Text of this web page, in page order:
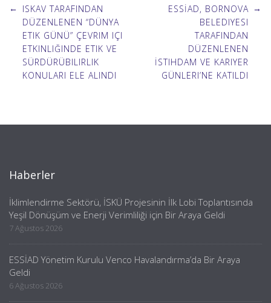
Post
navigation
← ISKAV TARAFINDAN
DÜZENLENEN “DÜNYA
ETIK GÜNÜ” ÇEVRIM IÇI
ETKINLIĞINDE ETIK VE
SÜRDÜRÜBILIRLIK
KONULARI ELE ALINDI
ESSİAD, BORNOVA
BELEDIYESI
TARAFINDAN
DÜZENLENEN
İSTIHDAM VE KARIYER
GÜNLERI’NE KATILDI
→
Haberler
İklimlendirme Sektörü, İSKÜ Projesinin İlk Lobi Toplantısında
Yeşil Dönüşüm ve Enerji Verimliliği için Bir Araya Geldi
7 Ağustos 2026
ESSİAD Yönetim Kurulu Venco Havalandırma’da Bir Araya
Geldi
6 Ağustos 2026